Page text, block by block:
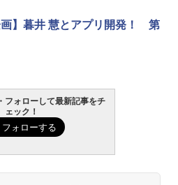
ぴーイラストLabo)
いちばんやさしい 教科書:
続バッテリー、広告なし、ブラッ
Kindle - 目に優しい、かさばら
大きな画面で読みやすい、6週間持
テリー、6インチディスプレイ電子
ーダー、ブラック、16GB、広告な
画】暮井 慧とアプリ開発！ 第
フォローして最新記事をチ
ェック！